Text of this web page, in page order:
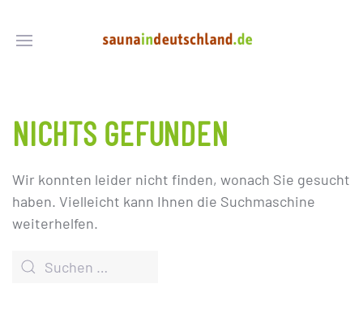
NICHTS GEFUNDEN
Wir konnten leider nicht finden, wonach Sie gesucht
haben. Vielleicht kann Ihnen die Suchmaschine
weiterhelfen.